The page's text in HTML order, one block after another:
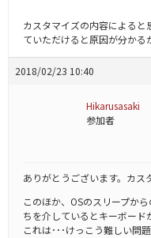
カスタマイズの内容による
ていただけると原因が分かる
2018/02/23 10:40
Hikarusasaki
参加者
ありがとうございます。カス
このほか、OSのスリープか
ちを介しているとキーボード
これは･･･けっこう難しい問